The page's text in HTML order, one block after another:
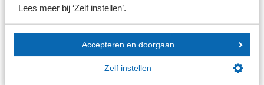
Lees meer bij ‘Zelf instellen’.
Accepteren en doorgaan
Zelf instellen
Contactgegevens
Aanmelden SRA-Nieuwsbrieven